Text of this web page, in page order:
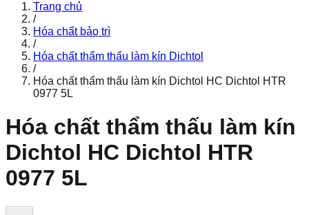
Trang chủ
/
Hóa chất bảo trì
/
Hóa chất thẩm thấu làm kín Dichtol
/
Hóa chất thẩm thấu làm kín Dichtol HC Dichtol HTR
0977 5L
Hóa chất thẩm thấu làm kín
Dichtol HC Dichtol HTR
0977 5L